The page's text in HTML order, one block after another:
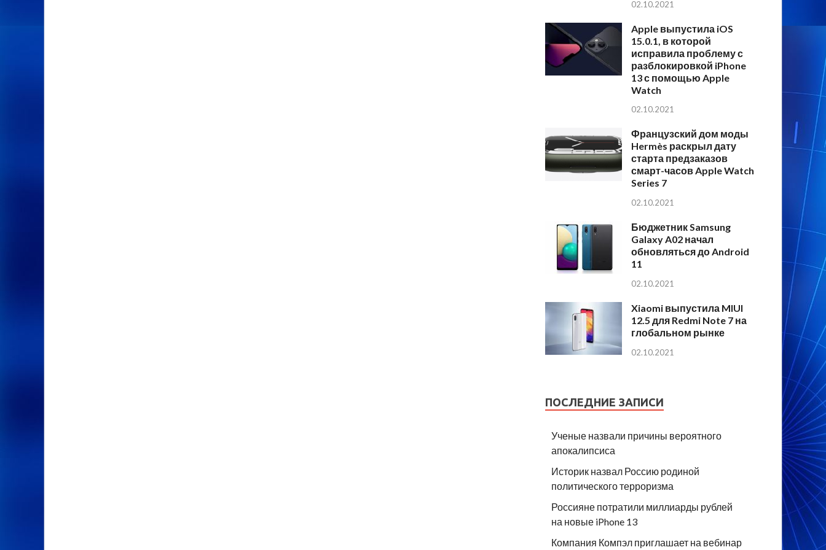
02.10.2021
Apple выпустила iOS
15.0.1, в которой
исправила проблему с
разблокировкой iPhone
13 с помощью Apple
Watch
02.10.2021
Французский дом моды
Hermès раскрыл дату
старта предзаказов
смарт-часов Apple Watch
Series 7
02.10.2021
Бюджетник Samsung
Galaxy A02 начал
обновляться до Android
11
02.10.2021
Xiaomi выпустила MIUI
12.5 для Redmi Note 7 на
глобальном рынке
02.10.2021
ПОСЛЕДНИЕ ЗАПИСИ
Ученые назвали причины вероятного
апокалипсиса
Историк назвал Россию родиной
политического терроризма
Россияне потратили миллиарды рублей
на новые iPhone 13
Компания Компэл приглашает на вебинар